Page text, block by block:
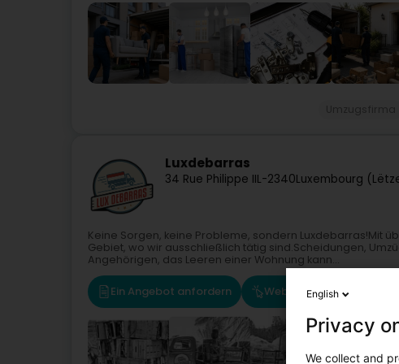
Luxdebarras
34 Rue Philippe IIL-2340Luxembourg
Keine Sorgen, keine Probleme, sondern Luxdebarras!Mit
Gebiet, wo wir ausschließlich tätig sind.Scheidungen,
Angehörigen, das Leeren einer Wohnung kann...
Ein Angebot anfordern Website Route
English
Privacy
We collect and